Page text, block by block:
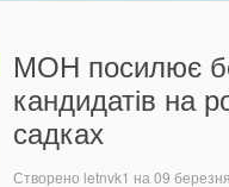
МОН посилює
кандидатів на
садках
Створено letnvk1 на09